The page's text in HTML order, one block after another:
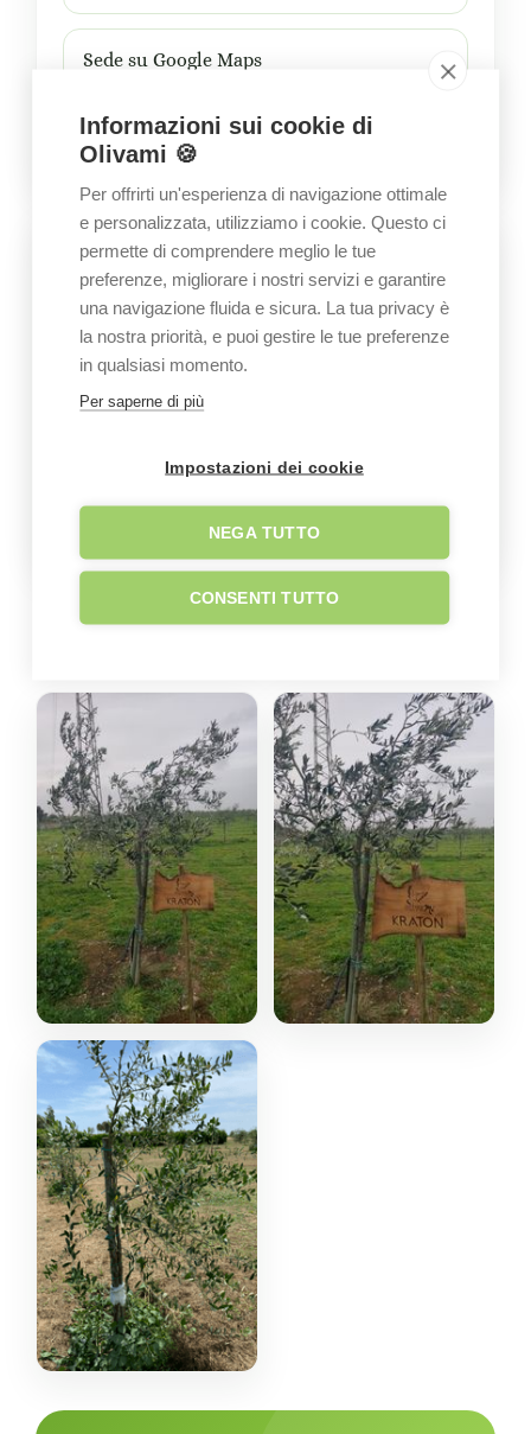
Sede su Google Maps
Visita il giardino
FONDO TRE PIZZI - Melendugno
GALLERY
Informazioni sui cookie di
Olivami 🍪
Per offrirti un'esperienza di navigazione ottimale
e personalizzata, utilizziamo i cookie. Questo ci
permette di comprendere meglio le tue
preferenze, migliorare i nostri servizi e garantire
una navigazione fluida e sicura. La tua privacy è
la nostra priorità, e puoi gestire le tue preferenze
in qualsiasi momento.
Per saperne di più
Impostazioni dei cookie
NEGA TUTTO
CONSENTI TUTTO